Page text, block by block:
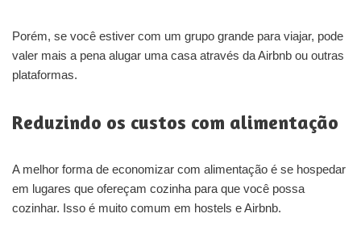
Porém, se você estiver com um grupo grande para viajar, pode
valer mais a pena alugar uma casa através da Airbnb ou outras
plataformas.
Reduzindo os custos com alimentação
A melhor forma de economizar com alimentação é se hospedar
em lugares que ofereçam cozinha para que você possa
cozinhar. Isso é muito comum em hostels e Airbnb.